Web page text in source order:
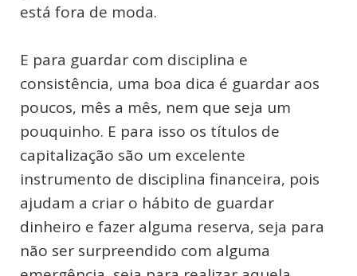
está fora de moda.
E para guardar com disciplina e
consistência, uma boa dica é guardar aos
poucos, mês a mês, nem que seja um
pouquinho. E para isso os títulos de
capitalização são um excelente
instrumento de disciplina financeira, pois
ajudam a criar o hábito de guardar
dinheiro e fazer alguma reserva, seja para
não ser surpreendido com alguma